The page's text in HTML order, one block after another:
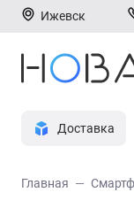
Ижевск
Доставка
Главная